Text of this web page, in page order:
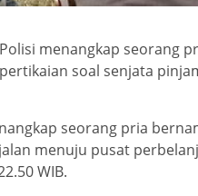
menangkap seorang
soal senjata
seorang pria
menuju pusat
WIB.